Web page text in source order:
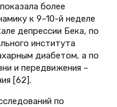
более
к 9–10-й неделе
депрессии Бека, по
института
диабетом, а по
и передвижения –
[62].
по